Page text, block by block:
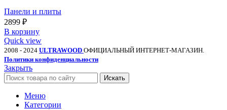
Панели и плиты
2899 ₽
В корзину
Quick view
2008 - 2024 ULTRAWOOD ОФИЦИАЛЬНЫЙ ИНТЕРНЕТ-МАГАЗИН.
Политики конфиденциальности
Закрыть
Искать
Меню
Категории